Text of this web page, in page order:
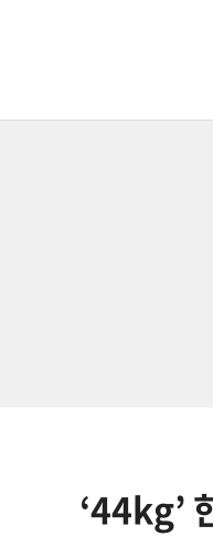
‘44kg’